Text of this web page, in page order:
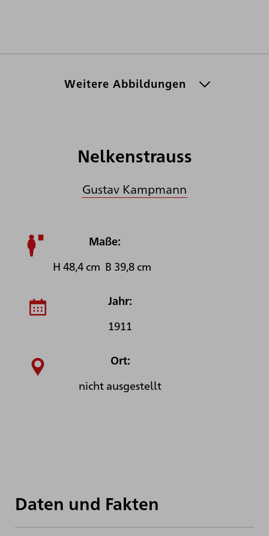
Weitere Abbildungen
Nelkenstrauss
Gustav Kampmann
Maße:
H 48,4 cm B 39,8 cm
Jahr:
1911
Ort:
nicht ausgestellt
Daten und Fakten